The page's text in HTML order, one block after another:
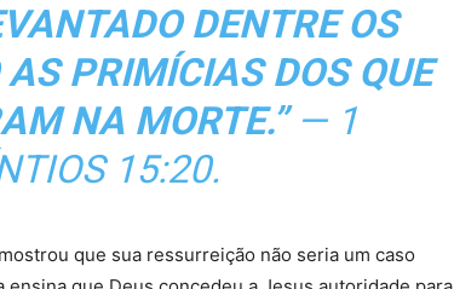
DENTRE OS
PRIMÍCIAS DOS QUE
NA MORTE.”— 1
15:20.
que sua ressurreição não seria um caso